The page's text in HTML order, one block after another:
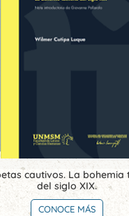
cautivos. La bohemia
del siglo XIX.
CONOCE MÁS